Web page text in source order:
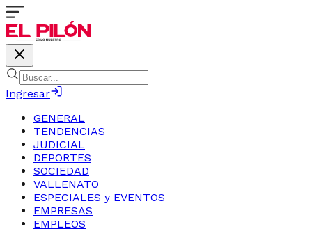
Ingresar
GENERAL
TENDENCIAS
JUDICIAL
DEPORTES
SOCIEDAD
VALLENATO
ESPECIALES y EVENTOS
EMPRESAS
EMPLEOS